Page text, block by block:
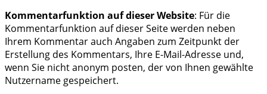
Kommentarfunktion auf dieser Website: Für die
Kommentarfunktion auf dieser Seite werden neben
Ihrem Kommentar auch Angaben zum Zeitpunkt der
Erstellung des Kommentars, Ihre E-Mail-Adresse und,
wenn Sie nicht anonym posten, der von Ihnen gewählte
Nutzername gespeichert.